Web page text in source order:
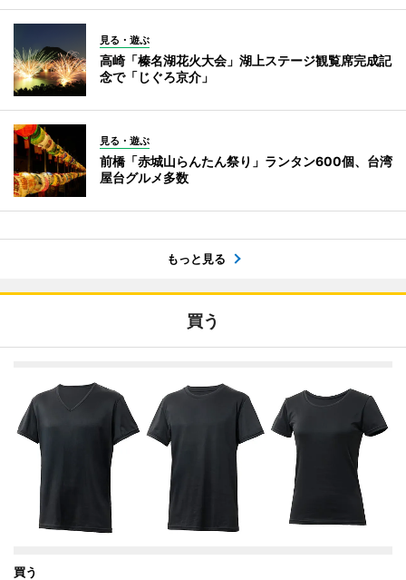
見る・遊ぶ
高崎「榛名湖花火大会」湖上ステージ観覧席完成記
念で「じぐろ京介」
見る・遊ぶ
前橋「赤城山らんたん祭り」ランタン600個、台湾
屋台グルメ多数
もっと見る
買う
買う